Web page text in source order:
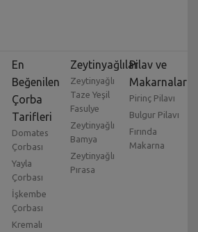
En
Beğenilen
Çorba
Tarifleri
Domates
Çorbası
Yayla
Çorbası
İşkembe
Çorbası
Kremalı
Zeytinyağlılar
Zeytinyağlı
Taze Yeşil
Fasulye
Zeytinyağlı
Bamya
Zeytinyağlı
Pırasa
Pilav ve
Makarnalar
Pirinç Pilavı
Bulgur Pilavı
Fırında
Makarna